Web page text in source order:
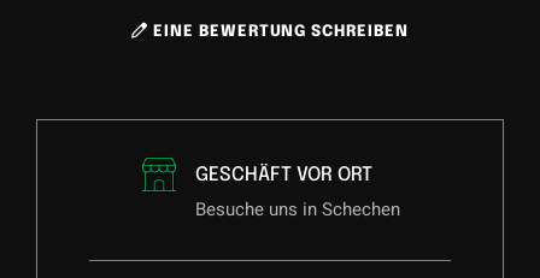
EINE BEWERTUNG SCHREIBEN
GESCHÄFT VOR ORT
Besuche uns in Schechen